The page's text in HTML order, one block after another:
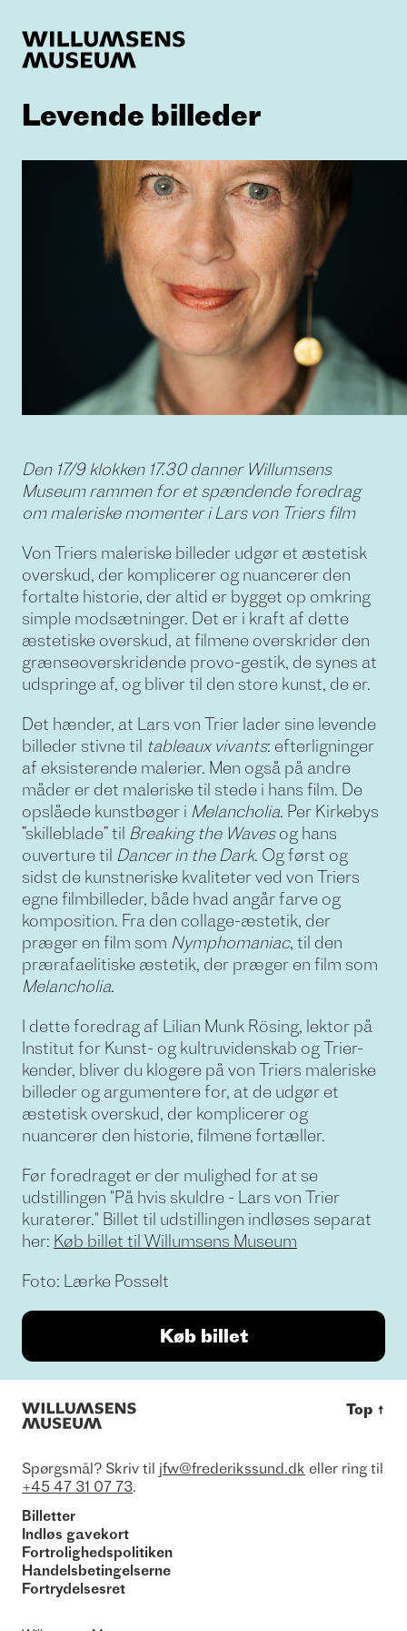
Levende billeder
Den 17/9 klokken 17.30 danner Willumsens
Museum rammen for et spændende foredrag
om maleriske momenter i Lars von Triers film
Von Triers maleriske billeder udgør et æstetisk
overskud, der komplicerer og nuancerer den
fortalte historie, der altid er bygget op omkring
simple modsætninger. Det er i kraft af dette
æstetiske overskud, at filmene overskrider den
grænseoverskridende provo-gestik, de synes at
udspringe af, og bliver til den store kunst, de er.
Det hænder, at Lars von Trier lader sine levende
billeder stivne til tableaux vivants: efterligninger
af eksisterende malerier. Men også på andre
måder er det maleriske til stede i hans film. De
opslåede kunstbøger i Melancholia. Per Kirkebys
”skilleblade” til Breaking the Wavesog hans
ouverture til Dancer in the Dark. Og først og
sidst de kunstneriske kvaliteter ved von Triers
egne filmbilleder, både hvad angår farve og
komposition. Fra den collage-æstetik, der
præger en film som Nymphomaniac, til den
prærafaelitiske æstetik, der præger en film som
Melancholia.
I dette foredrag af Lilian Munk Rösing, lektor på
Institut for Kunst- og kultruvidenskab og Trier-
kender, bliver du klogere på von Triers maleriske
billeder og argumentere for, at de udgør et
æstetisk overskud, der komplicerer og
nuancerer den historie, filmene fortæller.
Før foredraget er der mulighed for at se
udstillingen "På hvis skuldre - Lars von Trier
kuraterer." Billet til udstillingen indløses separat
her: Køb billet til Willumsens Museum
Foto: Lærke Posselt
Køb billet
Top ↑
Spørgsmål? Skriv til jfw@frederikssund.dk eller ring til
+45 47 31 07 73.
Billetter
Indløs gavekort
Fortrolighedspolitiken
Handelsbetingelserne
Fortrydelsesret